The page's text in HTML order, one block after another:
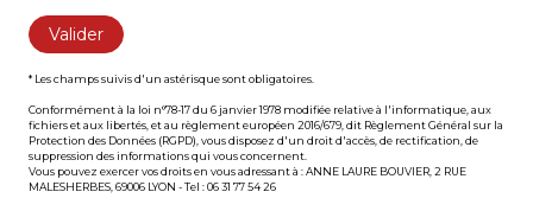
Valider
* Les champs suivis d'un astérisque sont obligatoires.
Conformément à la loi n°78-17 du 6 janvier 1978 modifiée relative à l'informatique, aux
fichiers et aux libertés, et au règlement européen 2016/679, dit Règlement Général sur la
Protection des Données (RGPD), vous disposez d'un droit d'accès, de rectification, de
suppression des informations qui vous concernent.
Vous pouvez exercer vos droits en vous adressant à : ANNE LAURE BOUVIER, 2 RUE
MALESHERBES, 69006 LYON - Tel : 06 31 77 54 26